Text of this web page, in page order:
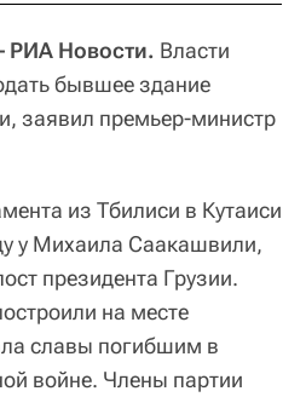
Новости. Власти
бывшее здание
заявил премьер-министр
из Тбилиси в Кутаиси
у Михаила Саакашвили,
президента Грузии.
на месте
славы погибшим в
войне. Члены партии